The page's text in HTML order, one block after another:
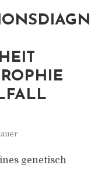
genetisch